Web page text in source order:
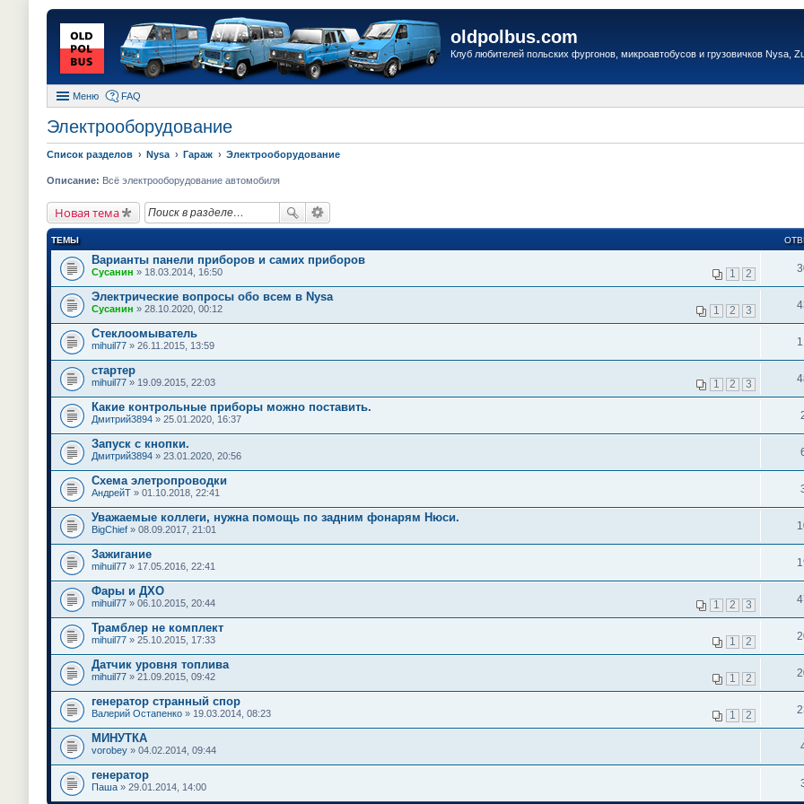
oldpolbus.com
Клуб любителей польских фургонов, микроавтобусов и грузовичков Nysa,
Меню FAQ
Электрооборудование
Список разделов Nysa Гараж Электрооборудование
Описание: Всё электрооборудование автомобиля
Новая тема
ТЕМЫ
Варианты панели приборов и самих приборов
1 2
Сусанин » 18.03.2014, 16:50
Электрические вопросы обо всем в Nysa
1 2 3
Сусанин » 28.10.2020, 00:12
Стеклоомыватель
mihuil77 » 26.11.2015, 13:59
стартер
1 2 3
mihuil77 » 19.09.2015, 22:03
Какие контрольные приборы можно поставить.
Дмитрий3894 » 25.01.2020, 16:37
Запуск с кнопки.
Дмитрий3894 » 23.01.2020, 20:56
Схема элетропроводки
АндрейТ » 01.10.2018, 22:41
Уважаемые коллеги, нужна помощь по задним фонарям Нюси.
BigChief » 08.09.2017, 21:01
Зажигание
mihuil77 » 17.05.2016, 22:41
Фары и ДХО
1 2 3
mihuil77 » 06.10.2015, 20:44
Трамблер не комплект
1 2
mihuil77 » 25.10.2015, 17:33
Датчик уровня топлива
1 2
mihuil77 » 21.09.2015, 09:42
генератор странный спор
1 2
Валерий Остапенко » 19.03.2014, 08:23
МИНУТКА
vorobey » 04.02.2014, 09:44
генератор
Паша » 29.01.2014, 14:00